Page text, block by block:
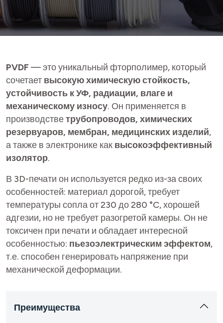
PVDF — это уникальный фторполимер, который
сочетает высокую химическую стойкость,
устойчивость к УФ, радиации, влаге и
механическому износу. Он применяется в
производстветрубопроводов, химических
резервуаров, мембран, медицинских изделий,
а также в электронике как высокоэффективный
изолятор.
В 3D-печати он используется редко из-за своих
особенностей: материал дорогой, требует
температуры сопла от 230 до 280 °C, хорошей
адгезии, но не требует разогретой камеры. Он не
токсичен при печати и обладает интересной
особенностью: пьезоэлектрическим эффектом,
т.е. способен генерировать напряжение при
механической деформации.
Преимущества